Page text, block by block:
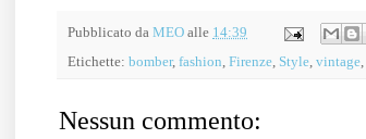
Pubblicato da MEO alle 14:39
Etichette: bomber, fashion, Firenze, Style, vintage,
Nessun commento: